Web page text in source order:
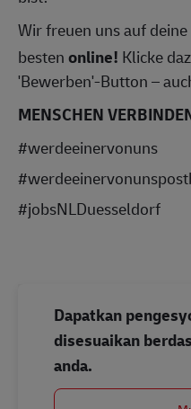
Wir freuen uns auf
bestenonline! Klicke
'Bewerben'-Button –
MENSCHEN
#werdeeinervonuns
#jobsNLDuesseldorf
Dapatkan
disesuaikan
anda.